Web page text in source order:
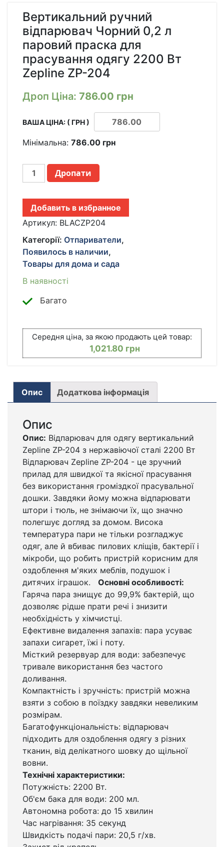
Вертикальний ручний
відпарювач Чорний 0,2 л
паровий праска для
прасування одягу 2200 Вт
Zepline ZP-204
Дроп Ціна: 786.00 грн
ВАША ЦІНА: ( ГРН )
Мінімальна: 786.00 грн
ВЕРТИКАЛЬНЫЙ
РУЧНОЙ
ЧЕРНЫЙ
0.2Л
ПАРОВОЙ
ДЛЯ
ГЛАЖКИ
ОДЕЖДЫ
ZEPLINE
204
Дропати
Добавить в избранное
Артикул: BLACZP204
Категорії: Отпариватели,
Появилось в наличии,
Товары для дома и сада
В наявності
Багато
Середня ціна, за якою продають цей товар:
1,021.80 грн
Опис Додаткова інформація
Опис
Опис: Відпарювач для одягу вертикальний
Zepline ZP-204 з нержавіючої сталі 2200 Вт
Відпарювач Zepline ZP-204 - це зручний
прилад для швидкої та якісної прасування
без використання громіздкої прасувальної
дошки. Завдяки йому можна відпарювати
штори і тюль, не знімаючи їх, що значно
полегшує догляд за домом. Висока
температура пари не тільки розгладжує
одяг, але й вбиває пилових кліщів, бактерії і
мікроби, що робить пристрій корисним для
оздоблення м'яких меблів, подушок і
дитячих іграшок. Основні особливості:
Гаряча пара знищує до 99,9% бактерій, що
дозволяє рідше прати речі і знизити
необхідність у хімчистці.
Ефективне видалення запахів: пара усуває
запахи сигарет, їжі і поту.
Місткий резервуар для води: забезпечує
тривале використання без частого
доливання.
Компактність і зручність: пристрій можна
взяти з собою в поїздку завдяки невеликим
розмірам.
Багатофункціональність: відпарювач
підходить для оздоблення одягу з різних
тканин, від делікатного шовку до щільної
вовни.
Технічні характеристики:
Потужність: 2200 Вт.
Об'єм бака для води: 200 мл.
Автономна робота: до 15 хвилин
Час нагрівання: 35 секунд
Швидкість подачі пари: 20,5 г/хв.